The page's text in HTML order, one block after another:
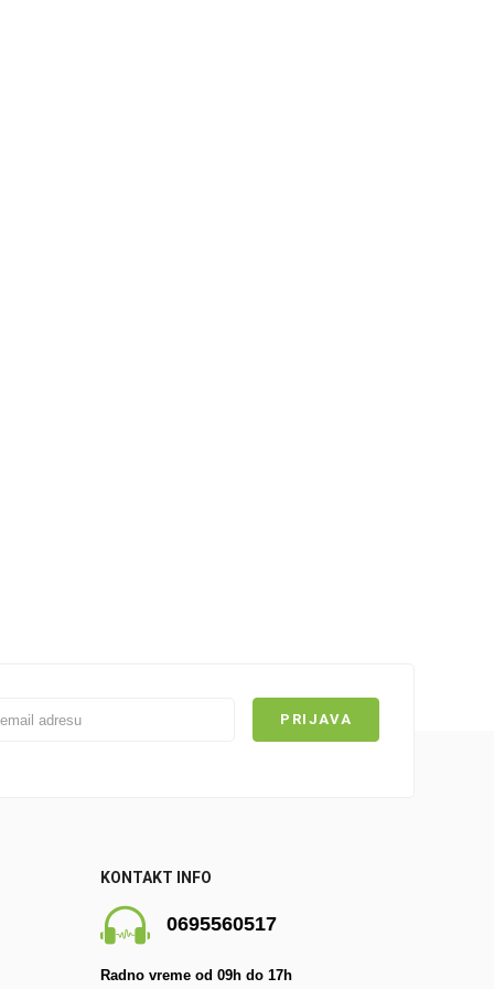
KONTAKT INFO
0695560517
Radno vreme od 09h do 17h